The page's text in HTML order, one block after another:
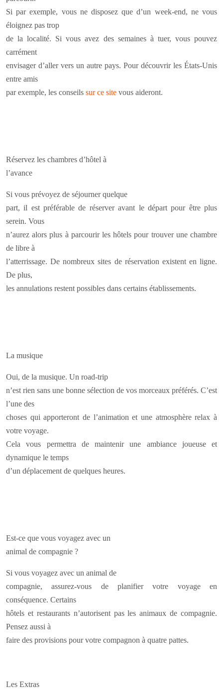
Si par exemple, vous ne disposez que d’un week-end, ne vous
éloignez pas trop
de la localité. Si vous avez des semaines à tuer, vous pouvez
carrément
envisager d’aller vers un autre pays. Pour découvrir les États-Unis
entre amis
par exemple, les conseils sur ce site vous aideront.
Réservez les chambres d’hôtel à
l’avance
Si vous prévoyez de séjourner quelque
part, il est préférable de réserver avant le départ pour être plus
serein. Vous
n’aurez alors plus à parcourir les hôtels pour trouver une chambre
de libre à
l’atterrissage. De nombreux sites de réservation existent en ligne.
De plus,
les annulations restent possibles dans certains établissements.
La musique
Oui, de la musique. Un road-trip
n’est rien sans une bonne sélection de vos morceaux préférés. C’est
l’une des
choses qui apporteront de l’animation et une atmosphère relax à
votre voyage.
Cela vous permettra de maintenir une ambiance joueuse et
dynamique le temps
d’un déplacement de quelques heures.
Est-ce que vous voyagez avec un
animal de compagnie ?
Si vous voyagez avec un animal de
compagnie, assurez-vous de planifier votre voyage en
conséquence. Certains
hôtels et restaurants n’autorisent pas les animaux de compagnie.
Pensez aussi à
faire des provisions pour votre compagnon à quatre pattes.
Les Extras